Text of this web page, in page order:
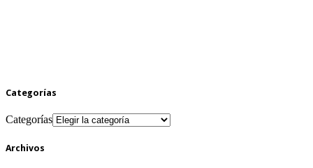
Categorías
Categorías
Archivos